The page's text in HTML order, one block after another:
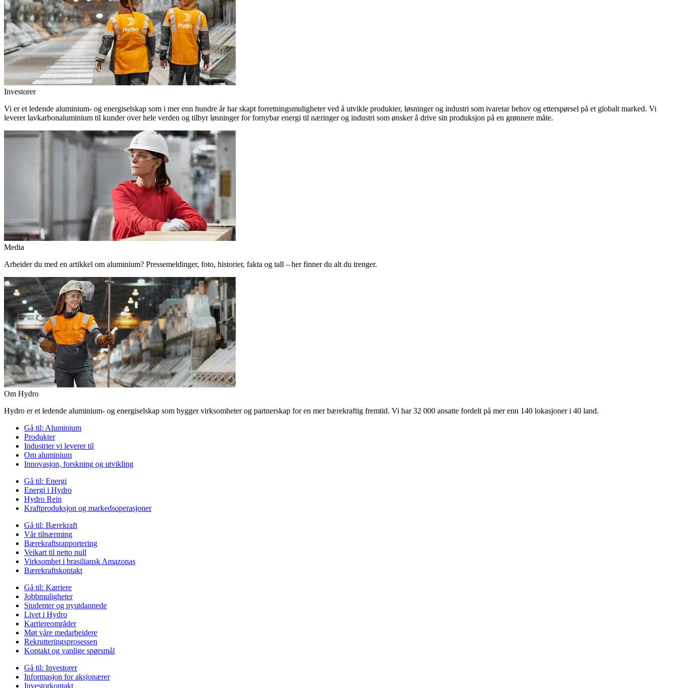
Investorer
Vi er et ledende aluminium- og energiselskap som i mer enn hundre år har skapt forretningsmuligheter ved å utvikle produkter, løsninger og industri som ivaretar behov og etterspørsel på et globalt marked. Vi
leverer lavkarbonaluminium til kunder over hele verden og tilbyr løsninger for fornybar energi til næringer og industri som ønsker å drive sin produksjon på en grønnere måte.
Media
Arbeider du med en artikkel om aluminium? Pressemeldinger, foto, historier, fakta og tall – her finner du alt du trenger.
Om Hydro
Hydro er et ledende aluminium- og energiselskap som bygger virksomheter og partnerskap for en mer bærekraftig fremtid. Vi har 32 000 ansatte fordelt på mer enn 140 lokasjoner i 40 land.
Gå til: Aluminium
Produkter
Industrier vi leverer til
Om aluminium
Innovasjon, forskning og utvikling
Gå til: Energi
Energi i Hydro
Hydro Rein
Kraftproduksjon og markedsoperasjoner
Gå til: Bærekraft
Vår tilnærming
Bærekraftsrapportering
Veikart til netto null
Virksomhet i brasiliansk Amazonas
Bærekraftskontakt
Gå til: Karriere
Jobbmuligheter
Studenter og nyutdannede
Livet i Hydro
Karriereområder
Møt våre medarbeidere
Rekrutteringsprosessen
Kontakt og vanlige spørsmål
Gå til: Investorer
Informasjon for aksjonærer
Investorkontakt